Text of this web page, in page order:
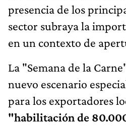
presencia de los
sector subraya la
en un contexto de
La "Semana de la
nuevo escenario
para los exportadores
"habilitación de